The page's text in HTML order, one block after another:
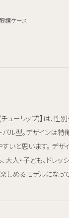
鏡ケース
チューリップ)】は、
ル型。デザインは
すいと思います。 デ
大人・子ども、ドレ
しめるモデルになっ